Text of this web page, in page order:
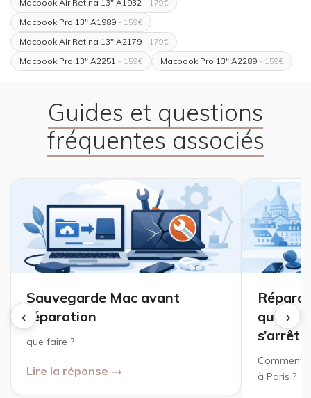
Macbook Air Retina 13" A1932 - 179€
Macbook Pro 13" A1989 - 159€
Macbook Air Retina 13" A2179 - 179€
Macbook Pro 13" A2251 - 159€ Macbook Pro 13" A2289 - 159€
Guides et questions
fréquentes associés
‹ ›
Sauvegarde Mac avant
réparation
que faire ?
Lire la réponse →
que
Comment
à Paris ?